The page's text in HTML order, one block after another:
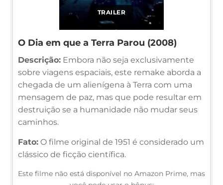
TRAILER
O Dia em que a Terra Parou (2008)
Descrição: Embora não seja exclusivamente
sobre viagens espaciais, este remake aborda a
chegada de um alienígena à Terra com uma
mensagem de paz, mas que pode resultar em
destruição se a humanidade não mudar seus
caminhos.
Fato: O filme original de 1951 é considerado um
clássico de ficção científica.
Este filme não está disponível no Amazon Prime, mas